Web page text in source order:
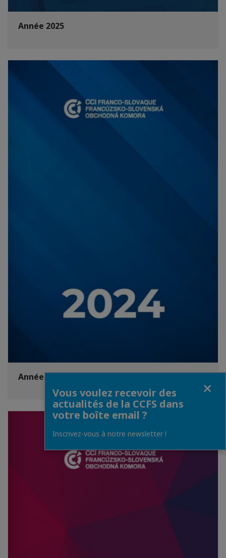
Année 2025
Année 2024
Vous voulez recevoir des
actualités de la CCFS dans
votre boîte email ?
Inscrivez-vous à notre newsletter !